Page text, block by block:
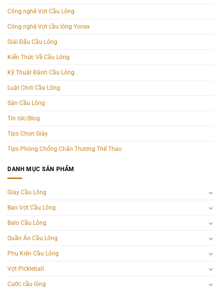
Công nghệ Vợt Cầu Lông
Công nghệ Vợt cầu lông Yonex
Giải Đấu Cầu Lông
Kiến Thức Về Cầu Lông
Kỹ Thuật Đánh Cầu Lông
Luật Chơi Cầu Lông
Sân Cầu Lông
Tin tức/Blog
Tips Chọn Giày
Tips Phòng Chống Chấn Thương Thể Thao
DANH MỤC SẢN PHẨM
Giày Cầu Lông
Bao Vợt Cầu Lông
Balo Cầu Lông
Quần Áo Cầu Lông
Phụ Kiện Cầu Lông
Vợt Pickleball
Cước cầu lông